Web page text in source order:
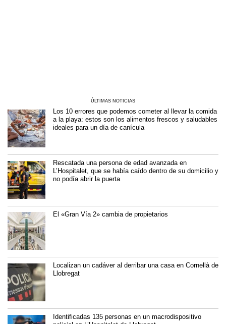
ÚLTIMAS NOTICIAS
Los 10 errores que podemos cometer al llevar la comida
a la playa: estos son los alimentos frescos y saludables
ideales para un día de canícula
Rescatada una persona de edad avanzada en
L’Hospitalet, que se había caído dentro de su domicilio y
no podía abrir la puerta
El «Gran Vía 2» cambia de propietarios
Localizan un cadáver al derribar una casa en Cornellà de
Llobregat
Identificadas 135 personas en un macrodispositivo